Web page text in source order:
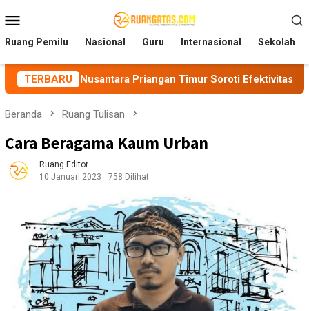
ke
kontenMobile
Ruang Pemilu Nasional Guru Internasional Sekolah
TERBARU
Priangan Timur Soroti Efektivitas Kinerja APH di Kota
Beranda Ruang Tulisan
Cara Beragama Kaum Urban
Ruang Editor
10 Januari 2023
758 Dilihat